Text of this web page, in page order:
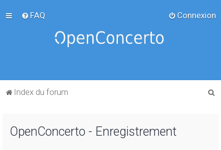
FAQ Connexion
Index du forum
OpenConcerto - Enregistrement